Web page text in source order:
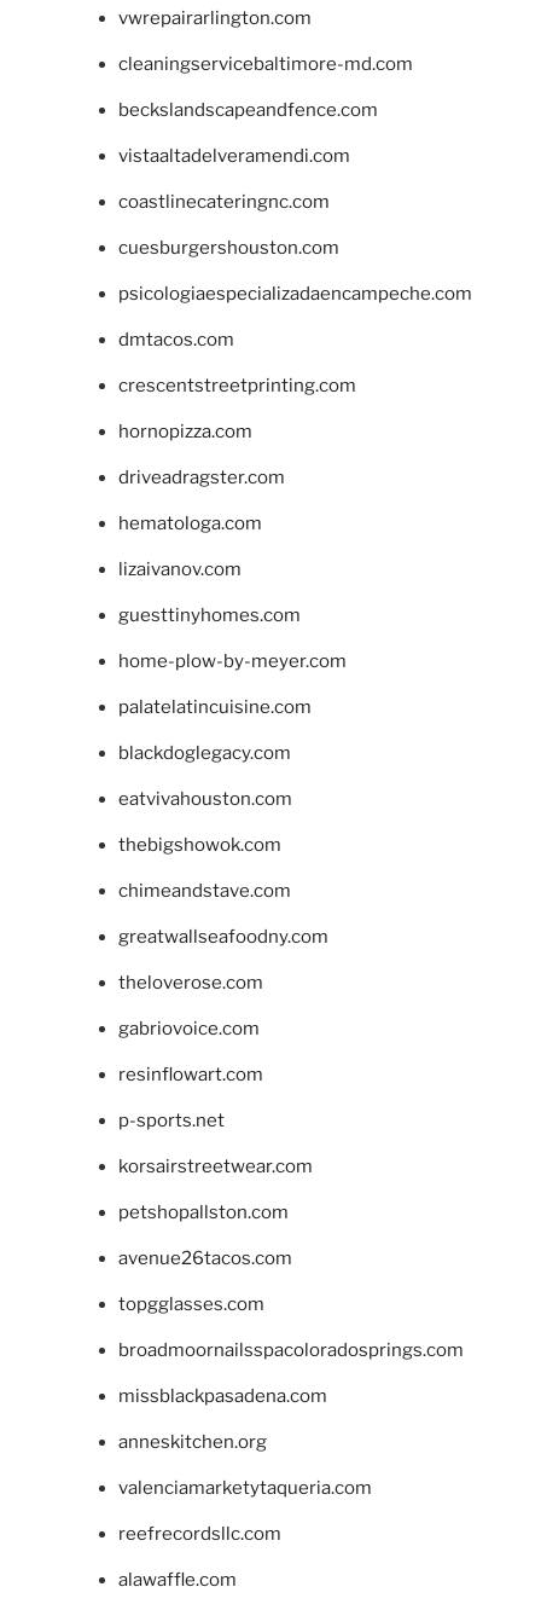
vwrepairarlington.com
cleaningservicebaltimore-md.com
beckslandscapeandfence.com
vistaaltadelveramendi.com
coastlinecateringnc.com
cuesburgershouston.com
psicologiaespecializadaencampeche.com
dmtacos.com
crescentstreetprinting.com
hornopizza.com
driveadragster.com
hematologa.com
lizaivanov.com
guesttinyhomes.com
home-plow-by-meyer.com
palatelatincuisine.com
blackdoglegacy.com
eatvivahouston.com
thebigshowok.com
chimeandstave.com
greatwallseafoodny.com
theloverose.com
gabriovoice.com
resinflowart.com
p-sports.net
korsairstreetwear.com
petshopallston.com
avenue26tacos.com
topgglasses.com
broadmoornailsspacoloradosprings.com
missblackpasadena.com
anneskitchen.org
valenciamarketytaqueria.com
reefrecordsllc.com
alawaffle.com